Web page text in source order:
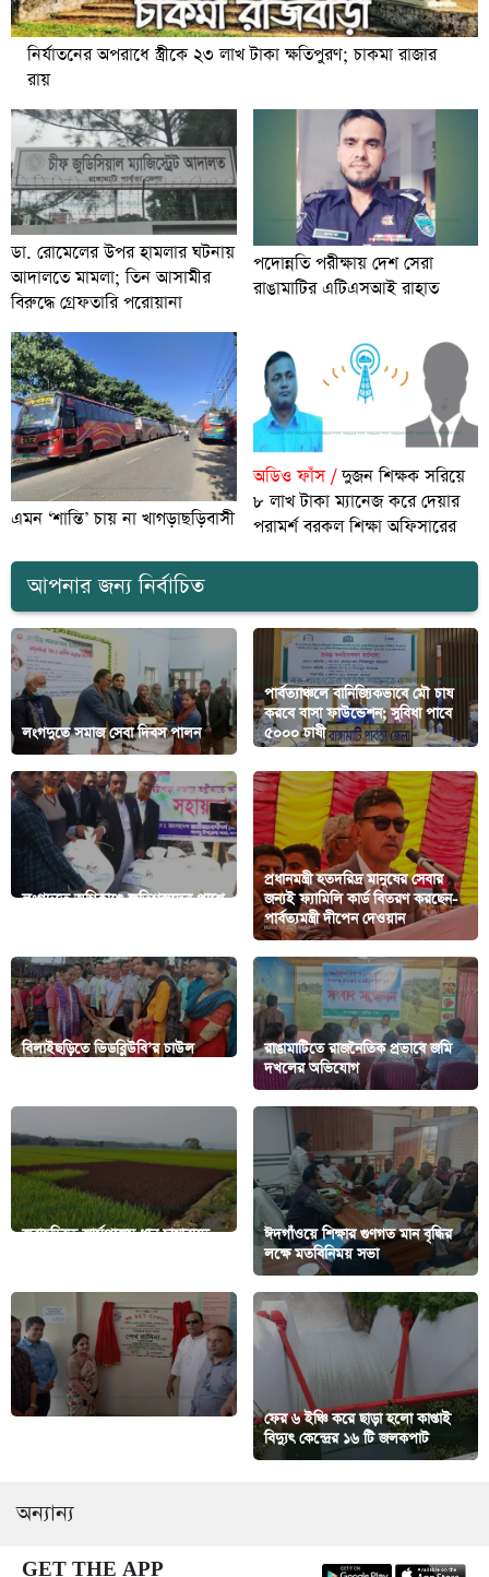
নির্যাতনের অপরাধে স্ত্রীকে ২৩ লাখ টাকা ক্ষতিপুরণ; চাকমা রাজার
রায়
ডা. রোমেলের উপর হামলার ঘটনায়
আদালতে মামলা; তিন আসামীর
বিরুদ্ধে গ্রেফতারি পরোয়ানা
পদোন্নতি পরীক্ষায় দেশ সেরা
রাঙামাটির এটিএসআই রাহাত
এমন ‘শান্তি’ চায় না খাগড়াছড়িবাসী
অডিও ফাঁস /দুজন শিক্ষক সরিয়ে
৮ লাখ টাকা ম্যানেজ করে দেয়ার
পরামর্শ বরকল শিক্ষা অফিসারের
আপনার জন্য নির্বাচিত
লংগদুতে সমাজ সেবা দিবস পালন
পার্বত্যাঞ্চলে বানিজ্যিকভাবে মৌ চাষ
করবে বাসা ফাউন্ডেশন; সুবিধা পাবে
৫০০০ চাষী
লংগদুতে অগ্নিকাণ্ডে ক্ষতিগ্রস্তদের পাশে
প্রধানমন্ত্রী হতদরিদ্র মানুষের সেবার
জন্যই ফ্যামিলি কার্ড বিতরণ করছেন-
পার্বত্যমন্ত্রী দীপেন দেওয়ান
বিলাইছড়িতে ভিডব্লিউবি’র চাউল
রাঙামাটিতে রাজনৈতিক প্রভাবে জমি
দখলের অভিযোগ
জুরাছড়িতে জার্মপ্লাজম ধান চাষাবাদে
ঈদগাঁওয়ে শিক্ষার গুণগত মান বৃদ্ধির
লক্ষে মতবিনিময় সভা
ফের ৬ ইঞ্চি করে ছাড়া হলো কাপ্তাই
বিদ্যুৎ কেন্দ্রের ১৬ টি জলকপাট
অন্যান্য
GET THE APP